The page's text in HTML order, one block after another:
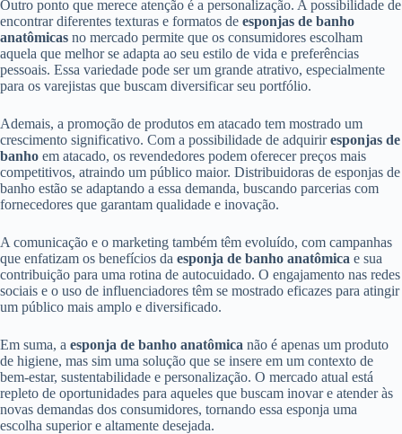
Outro ponto que merece atenção é a personalização. A possibilidade de
encontrar diferentes texturas e formatos de esponjas de banho
anatômicas no mercado permite que os consumidores escolham
aquela que melhor se adapta ao seu estilo de vida e preferências
pessoais. Essa variedade pode ser um grande atrativo, especialmente
para os varejistas que buscam diversificar seu portfólio.
Ademais, a promoção de produtos em atacado tem mostrado um
crescimento significativo. Com a possibilidade de adquiriresponjas de
banho em atacado, os revendedores podem oferecer preços mais
competitivos, atraindo um público maior. Distribuidoras de esponjas de
banho estão se adaptando a essa demanda, buscando parcerias com
fornecedores que garantam qualidade e inovação.
A comunicação e o marketing também têm evoluído, com campanhas
que enfatizam os benefícios da esponja de banho anatômica e sua
contribuição para uma rotina de autocuidado. O engajamento nas redes
sociais e o uso de influenciadores têm se mostrado eficazes para atingir
um público mais amplo e diversificado.
Em suma, a esponja de banho anatômica não é apenas um produto
de higiene, mas sim uma solução que se insere em um contexto de
bem-estar, sustentabilidade e personalização. O mercado atual está
repleto de oportunidades para aqueles que buscam inovar e atender às
novas demandas dos consumidores, tornando essa esponja uma
escolha superior e altamente desejada.